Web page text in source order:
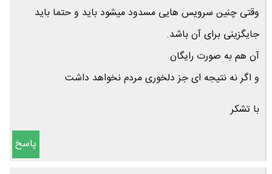
وقتی چنین سرویس هایی مسدود میشود باید و حتما باید
جایگزینی برای آن باشد.
آن هم به صورت رایگان
و اگر نه نتیجه ای جز دلخوری مردم نخواهد داشت
با تشکر
پاسخ